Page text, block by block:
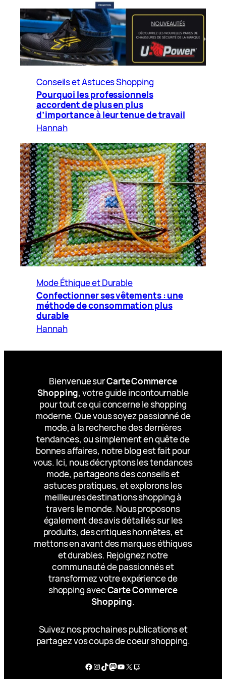
Conseils et Astuces Shopping
Pourquoi les professionnels
accordent de plus en plus
d’importance à leur tenue de travail
Hannah
Mode Éthique et Durable
Confectionner ses vêtements : une
méthode de consommation plus
durable
Hannah
Bienvenue surCarte Commerce
Shopping, votre guide incontournable
pour tout ce qui concerne le shopping
moderne. Que vous soyez passionné de
mode, à la recherche des dernières
tendances, ou simplement en quête de
bonnes affaires, notre blog est fait pour
vous. Ici, nous décryptons les tendances
mode, partageons des conseils et
astuces pratiques, et explorons les
meilleures destinations shopping à
travers le monde. Nous proposons
également des avis détaillés sur les
produits, des critiques honnêtes, et
mettons en avant des marques éthiques
et durables. Rejoignez notre
communauté de passionnés et
transformez votre expérience de
shopping avecCarte Commerce
Shopping.
Suivez nos prochaines publications et
partagez vos coups de coeur shopping.
Facebook
Instagram
TikTok
Mastodon
YouTube
X Twitch